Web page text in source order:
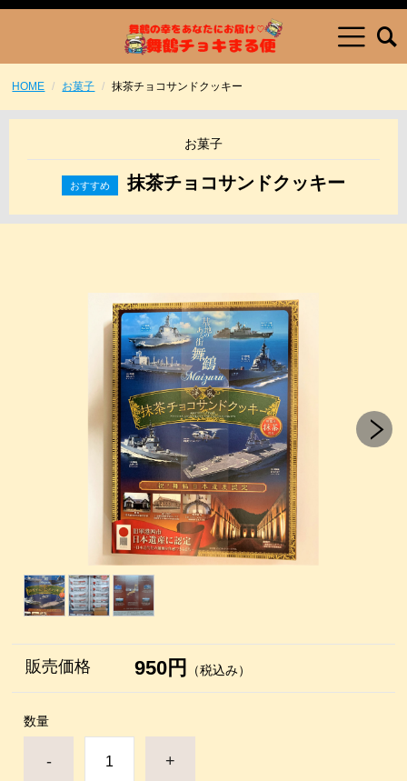
HOME お菓子 抹茶チョコサンドクッキー
お菓子
抹茶チョコサンドクッキー
販売価格 950円 （税込み）
数量
- +